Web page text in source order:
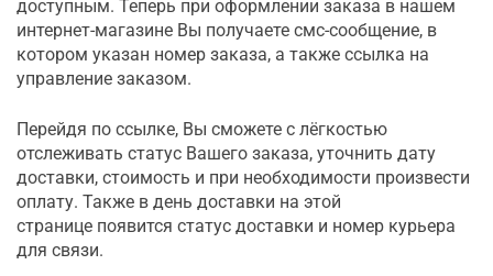
доступным. Теперь при оформлении заказа в нашем
интернет-магазине Вы получаете смс-сообщение, в
котором указан номер заказа, а также ссылка на
управление заказом.
Перейдя по ссылке, Вы сможете с лёгкостью
отслеживать статус Вашего заказа, уточнить дату
доставки, стоимость и при необходимости произвести
оплату. Также в день доставки на этой
странице появится статус доставки и номер курьера
для связи.